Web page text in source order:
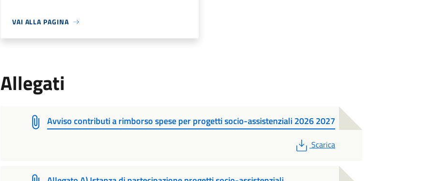
VAI ALLA PAGINA
Allegati
Avviso contributi a rimborso spese per progetti socio-assistenziali 2026 2027
PDF
Scarica